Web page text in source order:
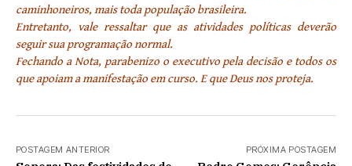
caminhoneiros, mais toda população brasileira.
Entretanto, vale ressaltar que as atividades políticas deverão
seguir sua programação normal.
Fechando a Nota, parabenizo o executivo pela decisão e todos os
que apoiam a manifestação em curso. E que Deus nos proteja.
POSTAGEM ANTERIOR PRÓXIMA POSTAGEM